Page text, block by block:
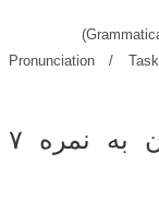
تلفظ / پاسخ‌دهی دقیق به سوال (Pronunciation / Task
زمان مورد نیاز برای رسیدن به نمره ۷